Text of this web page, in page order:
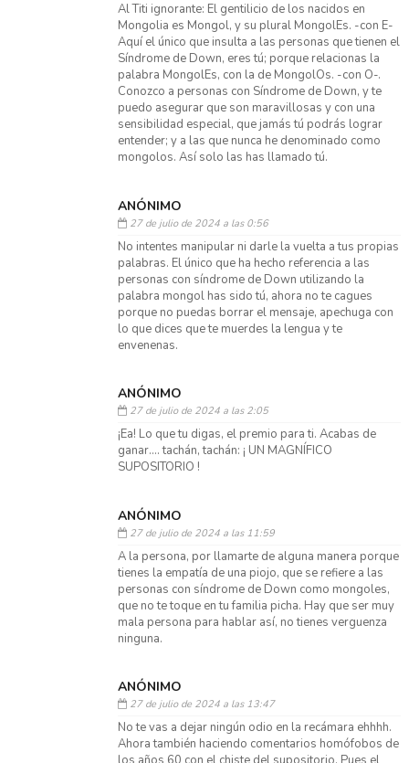
Al Titi ignorante: El gentilicio de los nacidos en
Mongolia es Mongol, y su plural MongolEs. -con E-
Aquí el único que insulta a las personas que tienen el
Síndrome de Down, eres tú; porque relacionas la
palabra MongolEs, con la de MongolOs. -con O-.
Conozco a personas con Síndrome de Down, y te
puedo asegurar que son maravillosas y con una
sensibilidad especial, que jamás tú podrás lograr
entender; y a las que nunca he denominado como
mongolos. Así solo las has llamado tú.
ANÓNIMO
27 de julio de 2024 a las 0:56
No intentes manipular ni darle la vuelta a tus propias
palabras. El único que ha hecho referencia a las
personas con síndrome de Down utilizando la
palabra mongol has sido tú, ahora no te cagues
porque no puedas borrar el mensaje, apechuga con
lo que dices que te muerdes la lengua y te
envenenas.
ANÓNIMO
27 de julio de 2024 a las 2:05
¡Ea! Lo que tu digas, el premio para ti. Acabas de
ganar.... tachán, tachán: ¡ UN MAGNÍFICO
SUPOSITORIO !
ANÓNIMO
27 de julio de 2024 a las 11:59
A la persona, por llamarte de alguna manera porque
tienes la empatía de una piojo, que se refiere a las
personas con síndrome de Down como mongoles,
que no te toque en tu familia picha. Hay que ser muy
mala persona para hablar así, no tienes verguenza
ninguna.
ANÓNIMO
27 de julio de 2024 a las 13:47
No te vas a dejar ningún odio en la recámara ehhhh.
Ahora también haciendo comentarios homófobos de